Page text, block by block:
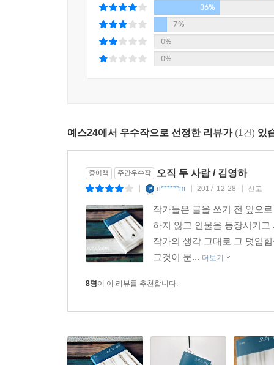
_246쪽, 「신의 장난」에서
‘인생의 원점’이라 여기던 첫사랑을 잃은 남자,
“작품이 작가 자신을 배반해버리는”, 작품이 작
완벽한 회복이 불가능한 일이 인생에는 엄존한다.
여기, 한 번도 살아보지 않은 ‘그 이후’의 삶이 있다.
김영하 작가는 2014년 겨울에 발표한 「아이를
감추기 위해 자기기만에 가까운 합리화로 위안
「신의 장난」 「오직 두 사람」 속 인물들은
찾습니다」로 김유정문학상을 수상했을 당시, 작
이제 우리도 알게 되었습니다. 완벽한 회복이 불
불가역적인 우리 인생에 어떤 반환의 좌표 같은
글을 통해 우리는 미래를 예감합니다.
36%
7%
0%
0%
예스24에서 우수작으로 선정한 리뷰가 (1건) 있
종이책 주간우수작 오직 두 사람 / 김영하
n******m 2017-12-28 신고
작가들은 글을 쓰기 전 앞으
하지 않고 인물을 등장시키
작가의 생각 그대로 그 덧입
그것이 문... 더보기
8명이 이 리뷰를 추천합니다.